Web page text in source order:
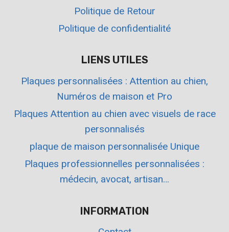
Politique de Retour
Politique de confidentialité
LIENS UTILES
Plaques personnalisées : Attention au chien,
Numéros de maison et Pro
Plaques Attention au chien avec visuels de race
personnalisés
plaque de maison personnalisée Unique
Plaques professionnelles personnalisées :
médecin, avocat, artisan…
INFORMATION